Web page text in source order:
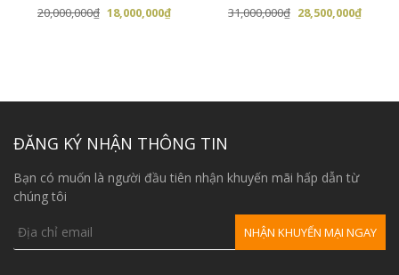
20,000,000₫ Giá
18,000,000₫Giá
31,000,000₫ Giá
28,500,000₫Giá
ĐĂNG KÝ NHẬN THÔNG TIN
Bạn có muốn là người đầu tiên nhận khuyến mãi hấp dẫn từ
chúng tôi